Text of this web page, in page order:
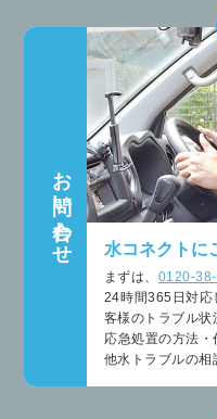
お問い合わせ 水コネクトに
まずは、 0120-
24時間365日対応
客様のトラブル状
応急処置の方法
他水トラブルの相